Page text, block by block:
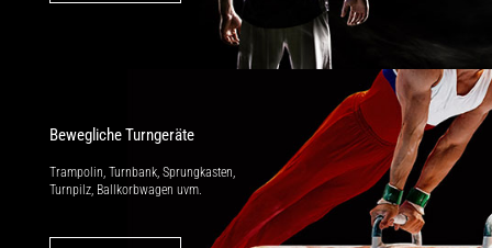
Bewegliche Turngeräte
Trampolin, Turnbank, Sprungkasten,
Turnpilz, Ballkorbwagen uvm.